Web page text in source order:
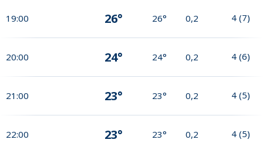
19:00 26° 26° 0,2 4 (7)
20:00 24° 24° 0,2 4 (6)
21:00 23° 23° 0,2 4 (5)
22:00 23° 23° 0,2 4 (5)